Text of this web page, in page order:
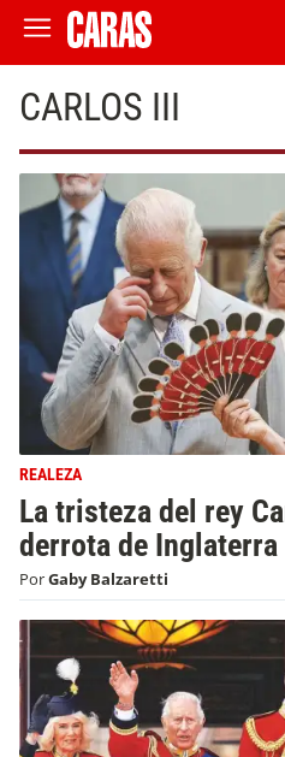
CARLOS III
REALEZA
La tristeza del rey
derrota de Inglaterra
PorGaby Balzaretti